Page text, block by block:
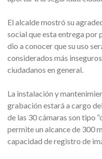
El alcalde mostró su
social que esta entrega por
dio a conocer que su uso
considerados más
ciudadanos en general.
La instalación y
grabación estará a cargo
de las 30 cámaras son tipo
permite un alcance de 300
capacidad de registro de